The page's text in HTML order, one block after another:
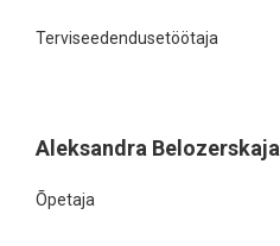
Terviseedendusetöötaja
Aleksandra Belozerskaja
Õpetaja